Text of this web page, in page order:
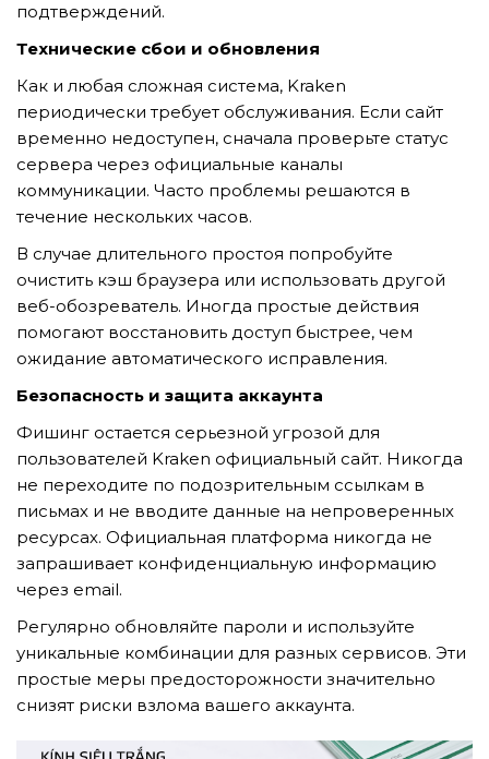
подтверждений.
Технические сбои и обновления
Как и любая сложная система, Kraken
периодически требует обслуживания. Если сайт
временно недоступен, сначала проверьте статус
сервера через официальные каналы
коммуникации. Часто проблемы решаются в
течение нескольких часов.
В случае длительного простоя попробуйте
очистить кэш браузера или использовать другой
веб-обозреватель. Иногда простые действия
помогают восстановить доступ быстрее, чем
ожидание автоматического исправления.
Безопасность и защита аккаунта
Фишинг остается серьезной угрозой для
пользователей Kraken официальный сайт. Никогда
не переходите по подозрительным ссылкам в
письмах и не вводите данные на непроверенных
ресурсах. Официальная платформа никогда не
запрашивает конфиденциальную информацию
через email.
Регулярно обновляйте пароли и используйте
уникальные комбинации для разных сервисов. Эти
простые меры предосторожности значительно
снизят риски взлома вашего аккаунта.